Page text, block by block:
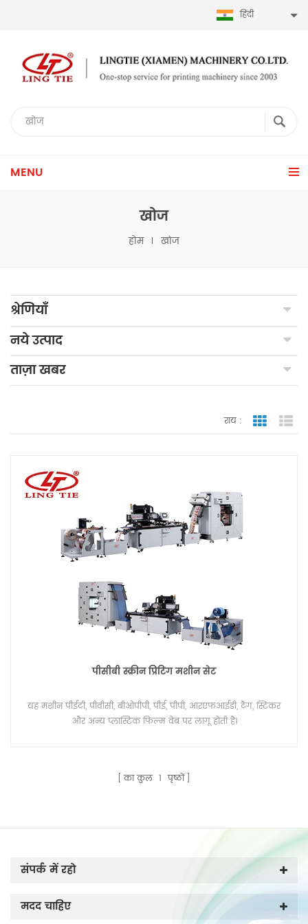
हिंदी
MENU
खोज
होम खोज
श्रेणियाँ
नये उत्पाद
ताज़ा खबर
राय : जाली
पीसीबी स्क्रीन प्रिंटिंग मशीन सेट
यह मशीन पीईटी, पीवीसी, बीओपीपी, पीई, पीपी, आरएफआईडी, टैग, स्टिकर
और अन्य प्लास्टिक फिल्म वेब पर लागू होती है।
का कुल 1 पृष्ठों
संपर्क में रहो
मदद चाहिए